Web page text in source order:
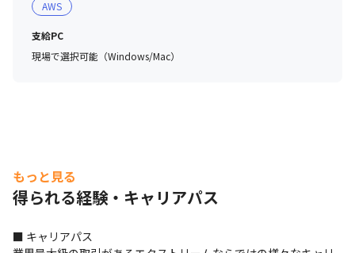
AWS
支給PC
現場で選択可能（Windows/Mac）
もっと見る
得られる経験・キャリアパス
■ キャリアパス